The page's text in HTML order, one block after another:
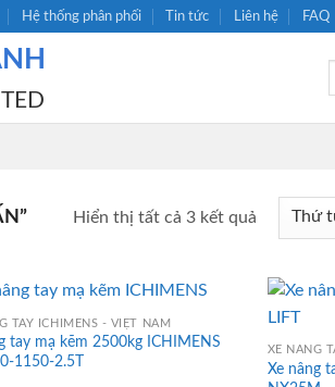
Hệ thống phân phối Tin tức Liên hệ FAQ
Hiển thị tất cả 3 kết quả
TAY ICHIMENS - VIỆT NAM
tay mạ kẽm 2500kg ICHIMENS
1150-2.5T
XE NÂNG
Xe nâng